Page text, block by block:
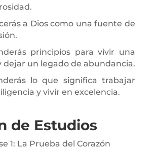
a Dios como una fuente de
principios para vivir una
dejar un legado de abundancia.
lo que significa trabajar
y vivir en excelencia.
de Estudios
1: La Prueba del Corazón